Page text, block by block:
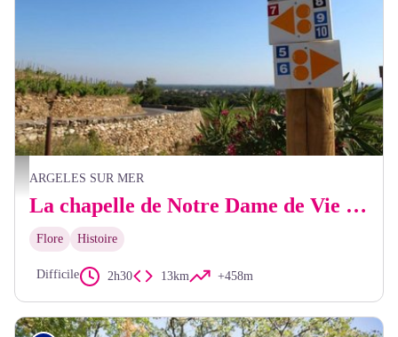
Signalétique VTT - Mairie d'Argelès-sur-Mer
ARGELES SUR MER
La chapelle de Notre Dame de Vie (VTT)
Flore Histoire
Difficile 2h30 13km +458m